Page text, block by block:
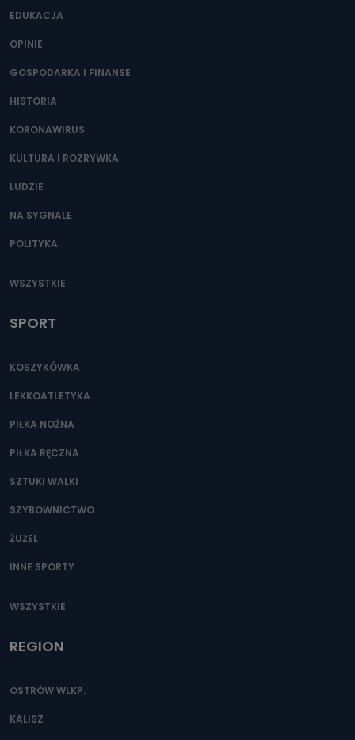
EDUKACJA
OPINIE
GOSPODARKA I FINANSE
HISTORIA
KORONAWIRUS
KULTURA I ROZRYWKA
LUDZIE
NA SYGNALE
POLITYKA
WSZYSTKIE
SPORT
KOSZYKÓWKA
LEKKOATLETYKA
PIŁKA NOŻNA
PIŁKA RĘCZNA
SZTUKI WALKI
SZYBOWNICTWO
ŻUŻEL
INNE SPORTY
WSZYSTKIE
REGION
OSTRÓW WLKP.
KALISZ